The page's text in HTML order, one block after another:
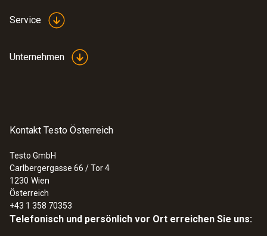
:0563 3240 77
Gas- und Wasser-Set testo 324 - Druck-
und Leckmengenmessgerät
€ 2.389,00
Service
Unternehmen
Kontakt Testo Österreich
Testo GmbH
Carlbergergasse 66 / Tor 4
1230 Wien
Österreich
+43 1 358 70353
Telefonisch und persönlich vor Ort erreichen Sie uns: